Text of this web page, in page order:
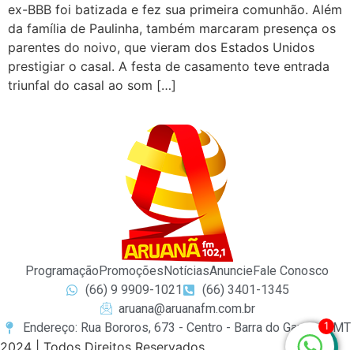
ex-BBB foi batizada e fez sua primeira comunhão. Além
da família de Paulinha, também marcaram presença os
parentes do noivo, que vieram dos Estados Unidos
prestigiar o casal. A festa de casamento teve entrada
triunfal do casal ao som […]
Programação Promoções NotíciasAnuncie Fale Conosco
(66) 9 9909-1021
(66) 3401-1345
aruana@aruanafm.com.br
Endereço: Rua Bororos, 673 - Centro - Barra do Garças / MT
1